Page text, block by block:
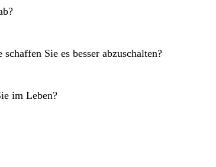
Sie es besser abzuschalten?
im Leben?